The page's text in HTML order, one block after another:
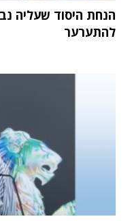
הנחת היסוד שעליה
להתערער